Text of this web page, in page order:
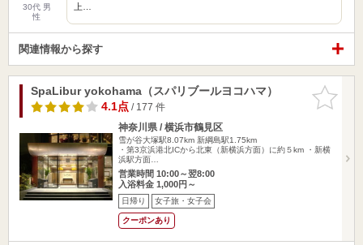
30代 男
性
上…
関連情報から探す
お気に入
りに追加
SpaLibur yokohama（スパリブールヨコハマ）
4.1点/ 177 件
神奈川県 / 横浜市鶴見区
雪が谷大塚駅8.07km 新綱島駅1.75km
・第3京浜港北ICから北東（新横浜方面）に約５km ・新横
浜駅方面…
営業時間 10:00～翌8:00
入浴料金 1,000円～
日帰り 女子旅・女子会
クーポンあり